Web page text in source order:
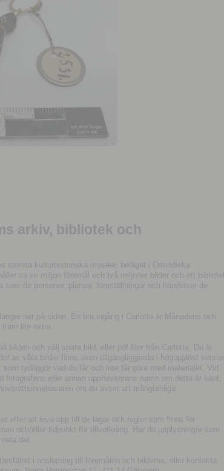
arkiv, bibliotek och
största kulturhistoriska museer, beläget i Ostindiska
ca en miljon föremål och två miljoner bilder och ett bibliotek
de personer, platser, föreställningar och händelser de
ner på sidan. En bra ingång i Carlotta är Månadens och
lite extra.
bilden och välj spara bild, eller pdf-filer från Carlotta. Du är
av våra bilder finns även tillgängliggjorda i högupplöst version
som tydliggör vad du får och inte får göra med materialet. Vid
eller annan upphovsmans namn om detta är känt,
om du avser att mångfaldiga
efter att leva upp till de lagar och regler som finns för
och/eller tidpunkt för tillverkning. Har du upplysningar som
det.
i anslutning till föremålen och bilderna, eller kontakta